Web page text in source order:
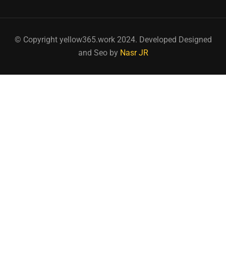
© Copyright yellow365.work 2024. Developed Designed
and Seo by Nasr JR